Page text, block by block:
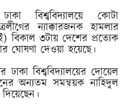
বিশ্ববিদ্যালয়ে কোটা
ন্যাক্কারজনক হামলার
বিকাল ৩টায় দেশের প্রত্যেক
ঘোষণা দেওয়া হয়েছে।
বিশ্ববিদ্যালয়ের দোয়েল
অন্যতম সমন্বয়ক নাহিদুল